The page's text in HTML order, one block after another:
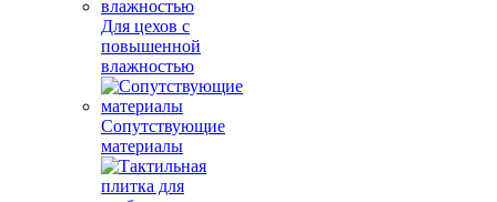
Для цехов с
повышенной
влажностью
Сопутствующие
материалы